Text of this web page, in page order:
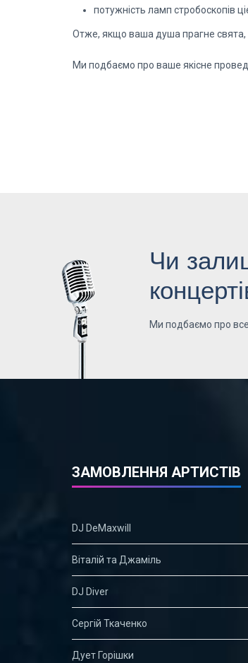
потужність ламп стробоскопів
Отже, якщо ваша душа прагне свята,
Ми подбаємо про ваше якісне
Чи
Ми подбаємо про
ЗАМОВЛЕННЯ АРТИСТІВ
DJ DeMaxwill
Віталій та Джаміль
DJ Diver
Сергій Ткаченко
Дует Горішки